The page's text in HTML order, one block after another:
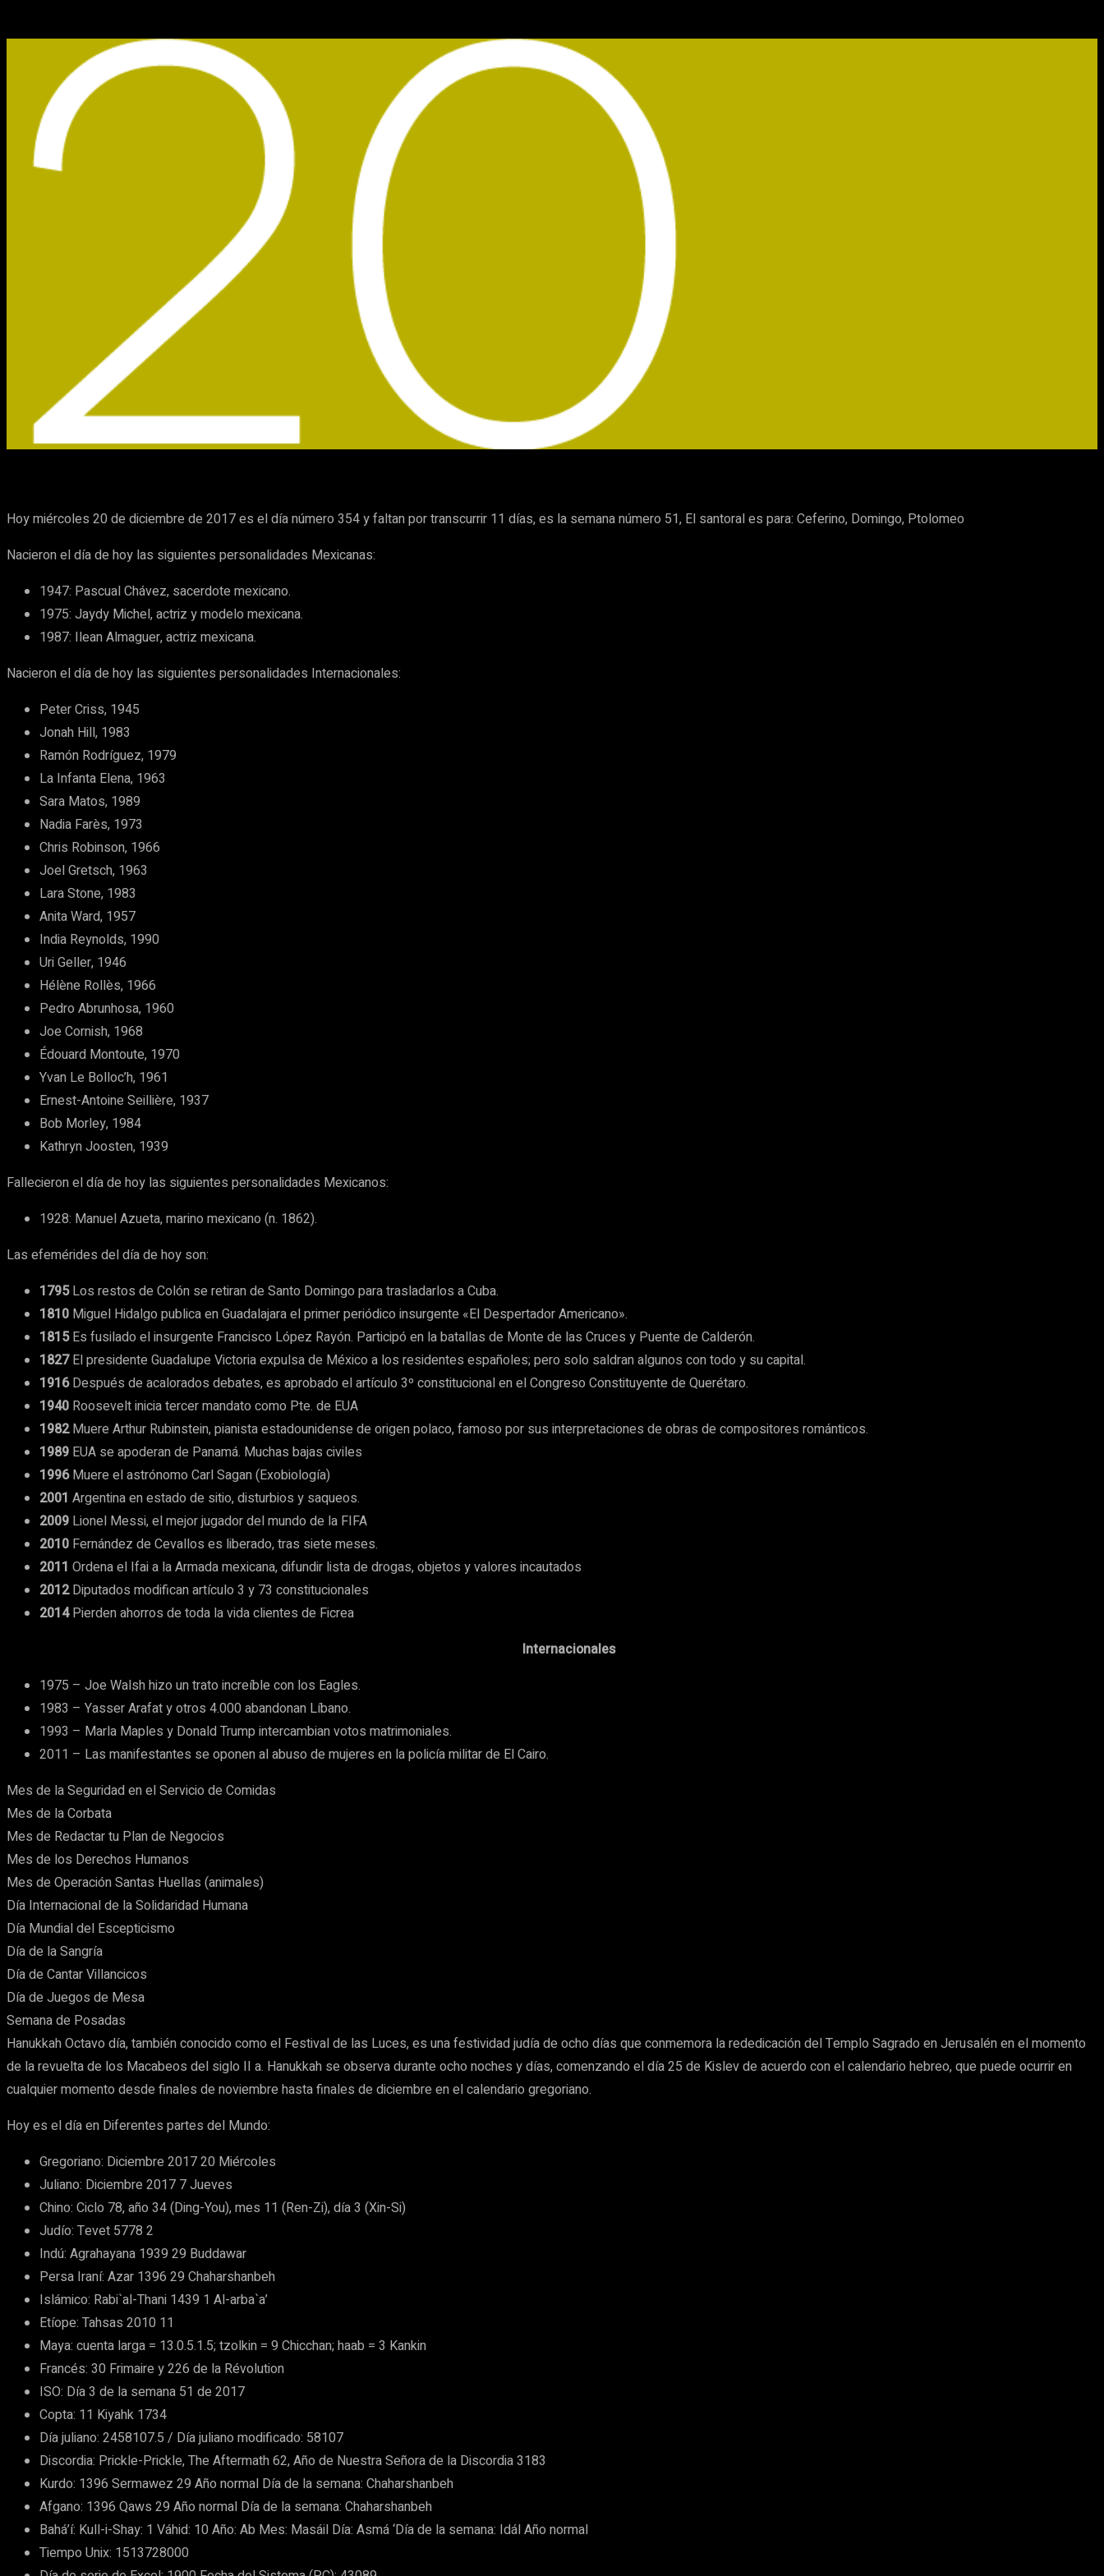
Cuota Facebook X Pinterest
Hoy miércoles 20 de diciembre de 2017 es el día número 354 y faltan por transcurrir 11 días, es la semana número 51, El santoral es para: Ceferino, Domingo, Ptolomeo
Nacieron el día de hoy las siguientes personalidades Mexicanas:
1947: Pascual Chávez, sacerdote mexicano.
1975: Jaydy Michel, actriz y modelo mexicana.
1987: Ilean Almaguer, actriz mexicana.
Nacieron el día de hoy las siguientes personalidades Internacionales:
Peter Criss, 1945
Jonah Hill, 1983
Ramón Rodríguez, 1979
La Infanta Elena, 1963
Sara Matos, 1989
Nadia Farès, 1973
Chris Robinson, 1966
Joel Gretsch, 1963
Lara Stone, 1983
Anita Ward, 1957
India Reynolds, 1990
Uri Geller, 1946
Hélène Rollès, 1966
Pedro Abrunhosa, 1960
Joe Cornish, 1968
Édouard Montoute, 1970
Yvan Le Bolloc’h, 1961
Ernest-Antoine Seillière, 1937
Bob Morley, 1984
Kathryn Joosten, 1939
Fallecieron el día de hoy las siguientes personalidades Mexicanos:
1928: Manuel Azueta, marino mexicano (n. 1862).
Las efemérides del día de hoy son:
1795Los restos de Colón se retiran de Santo Domingo para trasladarlos a Cuba.
1810 Miguel Hidalgo publica en Guadalajara el primer periódico insurgente «El Despertador Americano».
1815Es fusilado el insurgente Francisco López Rayón. Participó en la batallas de Monte de las Cruces y Puente de Calderón.
1827El presidente Guadalupe Victoria expulsa de México a los residentes españoles; pero solo saldran algunos con todo y su capital.
1916Después de acalorados debates, es aprobado el artículo 3º constitucional en el Congreso Constituyente de Querétaro.
1940 Roosevelt inicia tercer mandato como Pte. de EUA
1982Muere Arthur Rubinstein, pianista estadounidense de origen polaco, famoso por sus interpretaciones de obras de compositores románticos.
1989 EUA se apoderan de Panamá. Muchas bajas civiles
1996Muere el astrónomo Carl Sagan (Exobiología)
2001 Argentina en estado de sitio, disturbios y saqueos.
2009 Lionel Messi, el mejor jugador del mundo de la FIFA
2010 Fernández de Cevallos es liberado, tras siete meses.
2011 Ordena el Ifai a la Armada mexicana, difundir lista de drogas, objetos y valores incautados
2012Diputados modifican artículo 3 y 73 constitucionales
2014Pierden ahorros de toda la vida clientes de Ficrea
Internacionales
1975 – Joe Walsh hizo un trato increíble con los Eagles.
1983 – Yasser Arafat y otros 4.000 abandonan Líbano.
1993 – Marla Maples y Donald Trump intercambian votos matrimoniales.
2011 – Las manifestantes se oponen al abuso de mujeres en la policía militar de El Cairo.
Mes de la Seguridad en el Servicio de Comidas
Mes de la Corbata
Mes de Redactar tu Plan de Negocios
Mes de los Derechos Humanos
Mes de Operación Santas Huellas (animales)
Día Internacional de la Solidaridad Humana
Día Mundial del Escepticismo
Día de la Sangría
Día de Cantar Villancicos
Día de Juegos de Mesa
Semana de Posadas
Hanukkah Octavo día, también conocido como el Festival de las Luces, es una festividad judía de ocho días que conmemora la rededicación del Templo Sagrado en Jerusalén en el momento
de la revuelta de los Macabeos del siglo II a. Hanukkah se observa durante ocho noches y días, comenzando el día 25 de Kislev de acuerdo con el calendario hebreo, que puede ocurrir en
cualquier momento desde finales de noviembre hasta finales de diciembre en el calendario gregoriano.
Hoy es el día en Diferentes partes del Mundo:
Gregoriano: Diciembre 2017 20 Miércoles
Juliano: Diciembre 2017 7 Jueves
Chino: Ciclo 78, año 34 (Ding-You), mes 11 (Ren-Zi), día 3 (Xin-Si)
Judío: Tevet 5778 2
Indú: Agrahayana 1939 29 Buddawar
Persa Iraní: Azar 1396 29 Chaharshanbeh
Islámico: Rabi`al-Thani 1439 1 Al-arba`a’
Etíope: Tahsas 2010 11
Maya: cuenta larga = 13.0.5.1.5; tzolkin = 9 Chicchan; haab = 3 Kankin
Francés: 30 Frimaire y 226 de la Révolution
ISO: Día 3 de la semana 51 de 2017
Copta: 11 Kiyahk 1734
Día juliano: 2458107.5 / Día juliano modificado: 58107
Discordia: Prickle-Prickle, The Aftermath 62, Año de Nuestra Señora de la Discordia 3183
Kurdo: 1396 Sermawez 29 Año normal Día de la semana: Chaharshanbeh
Afgano: 1396 Qaws 29 Año normal Día de la semana: Chaharshanbeh
Bahá’í: Kull-i-Shay: 1 Váhid: 10 Año: Ab Mes: Masáil Día: Asmá ‘Día de la semana: Idál Año normal
Tiempo Unix: 1513728000